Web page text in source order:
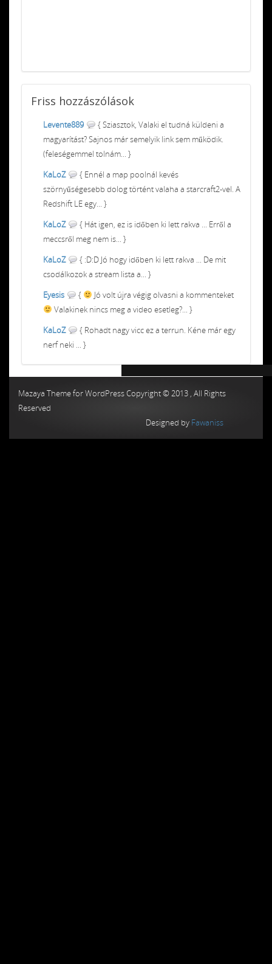
Friss hozzászólások
Levente889
{ Sziasztok, Valaki el tudná küldeni a
magyarítást? Sajnos már semelyik link sem működik.
(feleségemmel tolnám... }
KaLoZ
{ Ennél a map poolnál kevés
szörnyűségesebb dolog történt valaha a starcraft2-vel. A
Redshift LE egy... }
KaLoZ
{ Hát igen, ez is időben ki lett rakva ... Erről a
meccsről meg nem is... }
KaLoZ
{ :D:D Jó hogy időben ki lett rakva ... De mit
csodálkozok a stream lista a... }
Eyesis
{
Jó volt újra végig olvasni a kommenteket
Valakinek nincs meg a video esetleg?... }
KaLoZ
{ Rohadt nagy vicc ez a terrun. Kéne már egy
nerf neki ... }
Mazaya Theme for WordPress Copyright © 2013 , All Rights
Reserved
Designed by Fawaniss